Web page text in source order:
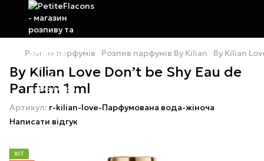
Розпив парфумів Розпив парфумів By Kilian By Kilian
By Kilian Love Don’t be Shy Eau de
Parfum 1 ml
Артикул: r-kilian-love-Парфумована вода-жіноча
Написати відгук
ХІТ